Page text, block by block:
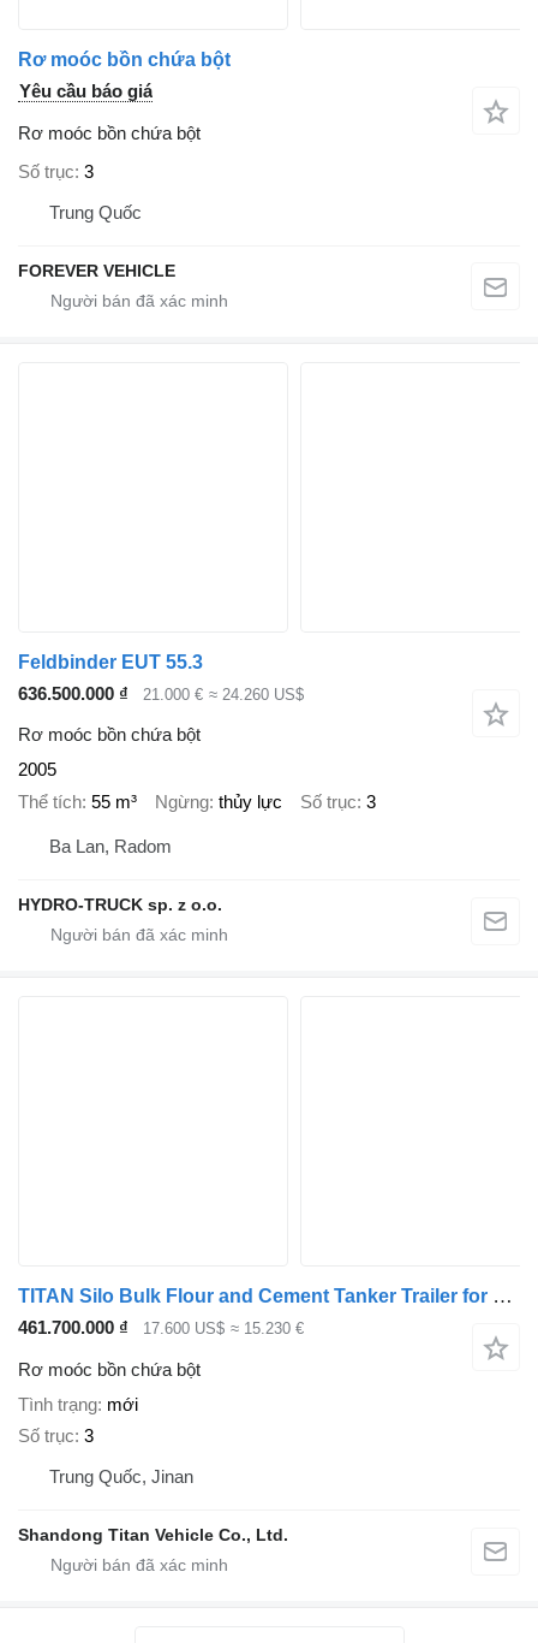
Rơ moóc bồn chứa bột
Yêu cầu báo giá
Rơ moóc bồn chứa bột
Số trục 3
Trung Quốc
FOREVER VEHICLE
Feldbinder EUT 55.3
636.500.000 ₫
21.000 € ≈ 24.260 US$
Rơ moóc bồn chứa bột
2005
Thể tích 55 m³ Ngừng thủy lực Số trục 3
Ba Lan, Radom
HYDRO-TRUCK sp. z o.o.
TITAN Silo Bulk Flour and Cement Tanker Trailer for Sale - W
461.700.000 ₫ 17.600 US$ ≈ 15.230 €
Rơ moóc bồn chứa bột
Tình trạng mới
Số trục 3
Trung Quốc, Jinan
Shandong Titan Vehicle Co., Ltd.